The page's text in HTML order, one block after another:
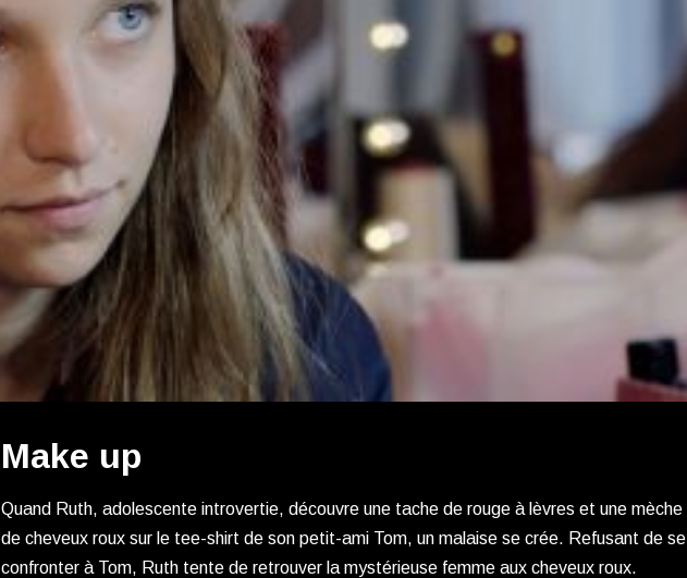
Make up
Quand Ruth, adolescente introvertie, découvre une tache de rouge à lèvres et une mèche
de cheveux roux sur le tee-shirt de son petit-ami Tom, un malaise se crée. Refusant de se
confronter à Tom, Ruth tente de retrouver la mystérieuse femme aux cheveux roux.